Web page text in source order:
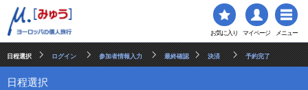
お気に入り マイページ メニュー
日程選択 ログイン 参加者情報入力 最終確認 決済 予約完了
日程選択